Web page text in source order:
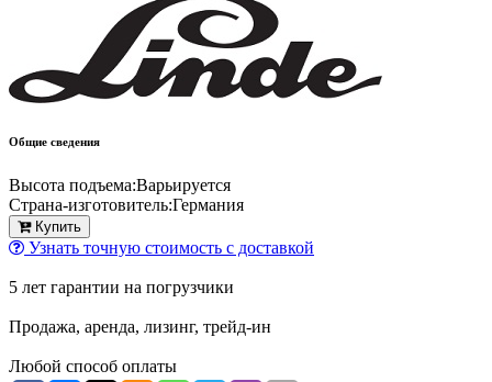
Общие сведения
Высота подъема:Варьируется
Страна-изготовитель:Германия
Купить
Узнать точную стоимость с доставкой
5 лет гарантии на погрузчики
Продажа, аренда, лизинг, трейд-ин
Любой способ оплаты